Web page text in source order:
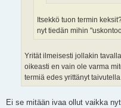
Itsekkö tuon termin
nyt tiedän mihin
Yrität ilmeisesti jollakin
oikeasti en vain ole varma
termiä edes yrittänyt
Ei se mitään ivaa ollut vaikka